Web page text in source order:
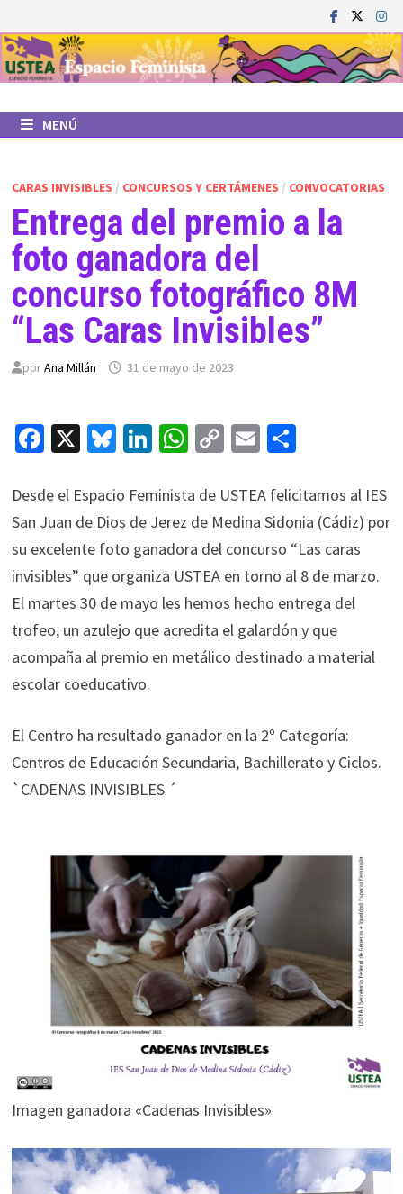
al
contenido
MENÚ
CARAS INVISIBLES / CONCURSOS Y CERTÁMENES / CONVOCATORIAS
Entrega del premio a la
foto ganadora del
concurso fotográfico 8M
“Las Caras Invisibles”
porAna Millán 31 de mayo de 2023
Fa
b
o
o
k
X Bl
es
ky
Li
ke
dI
n
W
at
sA
p
p
C
p
y
Li
n
k
E
ai
l
C
m
p
ar
tir
Desde el Espacio Feminista de USTEA felicitamos al IES
San Juan de Dios de Jerez de Medina Sidonia (Cádiz) por
su excelente foto ganadora del concurso “Las caras
invisibles” que organiza USTEA en torno al 8 de marzo.
El martes 30 de mayo les hemos hecho entrega del
trofeo, un azulejo que acredita el galardón y que
acompaña al premio en metálico destinado a material
escolar coeducativo.
El Centro ha resultado ganador en la 2º Categoría:
Centros de Educación Secundaria, Bachillerato y Ciclos.
`CADENAS INVISIBLES ´
Imagen ganadora «Cadenas Invisibles»